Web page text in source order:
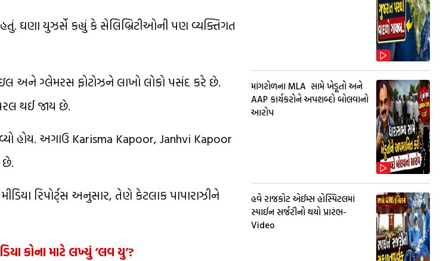
ઘણા યુઝર્સે કહ્યું કે સેલિબ્રિટીઓની પણ વ્યક્તિગત
અને ગ્લેમરસ ફોટોઝને લાખો લોકો પસંદ કરે છે.
થઈ જાય છે.
હોય. અગાઉ Karisma Kapoor, Janhvi Kapoor
છે.
રિપોર્ટ્સ અનુસાર, તેણે કેટલાક પાપારાઝીને
કોના માટે લખ્યું ‘લવ યુ’?
માંગરોળના MLA સામે ખેડૂતો અને
AAP કાર્યકરોને અપશબ્દો બોલવાનો
આરોપ
હવે રાજકોટ એઈમ્સ હોસ્પિટલમાં
સ્પાઈન સર્જરીનો થયો પ્રારંભ-
Video